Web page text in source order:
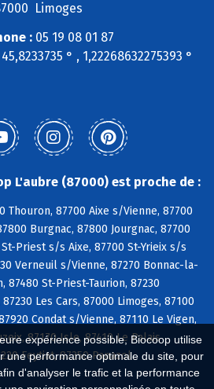
expérience possible, Biocoop utilise
une performance optimale du site, pour
d'analyser le trafic et la performance
Limoges
:05 19 08 01 87
° , 1,22268632275393 °
L'aubre (87000) est proche de :
Thouron, 87700 Aixe s/Vienne, 87700
Burgnac, 87800 Jourgnac, 87700
Priest s/s Aixe, 87700 St-Yrieix s/s
Verneuil s/Vienne, 87270 Bonnac-la-
87480 St-Priest-Taurion, 87230
Les Cars, 87000 Limoges, 87100
Condat s/Vienne, 87110 Le Vigen,
87170 Isle, 87410 Le Palais
Feytiat, 87350 Panazol